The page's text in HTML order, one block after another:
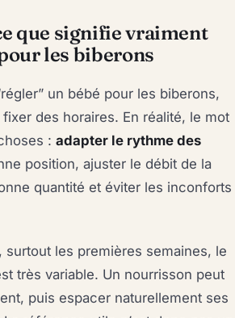
que signifie vraiment
les biberons
un bébé pour les biberons,
des horaires. En réalité, le mot
: adapter le rythme des
position, ajuster le débit de la
quantité et éviter les inconforts
surtout les premières semaines, le
très variable. Un nourrisson peut
puis espacer naturellement ses